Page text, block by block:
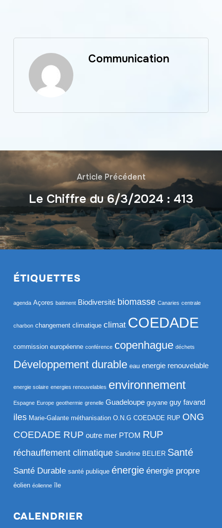
Communication
Article Précédent
Le Chiffre du 6/3/2024 : 413
ÉTIQUETTES
agenda Açores batiment Biodiversité biomasse Canaries centrale
charbon changement climatique climat COEDADE
commission européenne conférence copenhague déchets
Développement durable eau energie renouvelable
energie solaire energies renouvelables environnement
Espagne Europe geothermie grenelle Guadeloupe guyane guy favand
iles Marie-Galante méthanisation O.N.G COEDADE RUP ONG
COEDADE RUP outre mer PTOM RUP
réchauffement climatique Sandrine BELIER Santé
Santé Durable santé publique énergie énergie propre
éolien éolienne île
CALENDRIER